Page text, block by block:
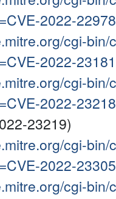
2022-22978
cgi-bin/
2022-23181
cgi-bin/
2022-23218
23219)
cgi-bin/
2022-23305
cgi-bin/